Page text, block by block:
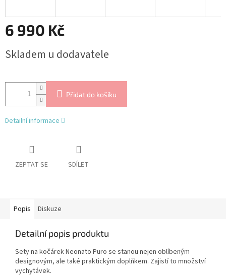
6 990 Kč
cena:
Skladem u dodavatele
Přidat do košíku
Detailní informace
ZEPTAT SE SDÍLET
Popis Diskuze
Detailní popis produktu
Sety na kočárek Neonato Puro se stanou nejen oblíbeným
designovým, ale také praktickým doplňkem. Zajistí to množství
vychytávek.